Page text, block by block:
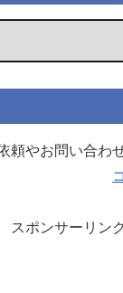
頼やお問い合わ
スポンサーリンク